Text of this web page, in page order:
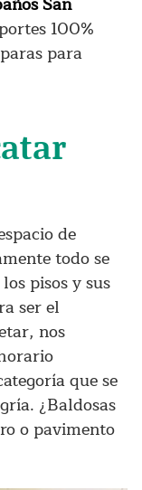
100%
para
de
todo se
pisos y sus
ser el
nos
que se
¿Baldosas
o pavimento